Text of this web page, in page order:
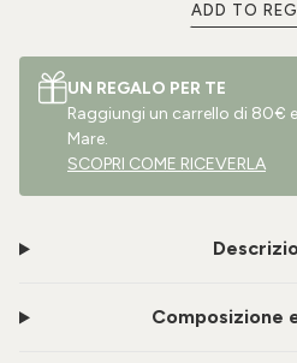
ADD TO
UN REGALO PER TE
Raggiungi un carrello di 80€
Mare.
SCOPRI COME RICEVERLA
Composizione